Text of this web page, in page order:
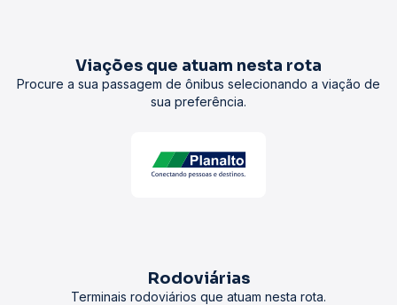
Viações que atuam nesta rota
Procure a sua passagem de ônibus selecionando a viação de
sua preferência.
Rodoviárias
Terminais rodoviários que atuam nesta rota.